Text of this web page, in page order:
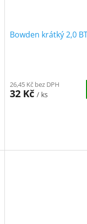
Bowden krátký 2,0
26,45 Kč bez DPH
32 Kč / ks